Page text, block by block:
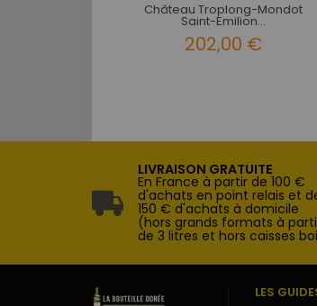
Château Troplong-Mondot
Saint-Emilion...
202,00 €
LIVRAISON GRATUITE
En France à partir de 100 €
d'achats en point relais et
150 € d'achats à domicile
(hors grands formats à
de 3 litres et hors caisses
LES